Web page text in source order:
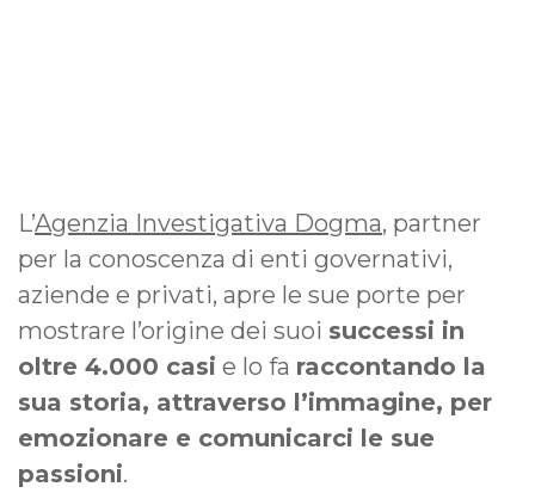
L’Agenzia Investigativa Dogma, partner
per la conoscenza di enti governativi,
aziende e privati, apre le sue porte per
mostrare l’origine dei suoi successi in
oltre 4.000 casi e lo fa raccontando la
sua storia, attraverso l’immagine, per
emozionare e comunicarci le sue
passioni.